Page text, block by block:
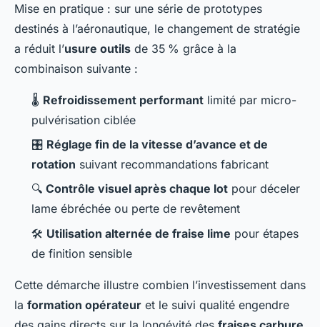
Mise en pratique : sur une série de prototypes
destinés à l’aéronautique, le changement de stratégie
a réduit l’usure outils de 35 % grâce à la
combinaison suivante :
🌡️ Refroidissement performant limité par micro-
pulvérisation ciblée
🎛️ Réglage fin de la vitesse d’avance et de
rotation suivant recommandations fabricant
🔍 Contrôle visuel après chaque lot pour déceler
lame ébréchée ou perte de revêtement
🛠️ Utilisation alternée de fraise lime pour étapes
de finition sensible
Cette démarche illustre combien l’investissement dans
la formation opérateur et le suivi qualité engendre